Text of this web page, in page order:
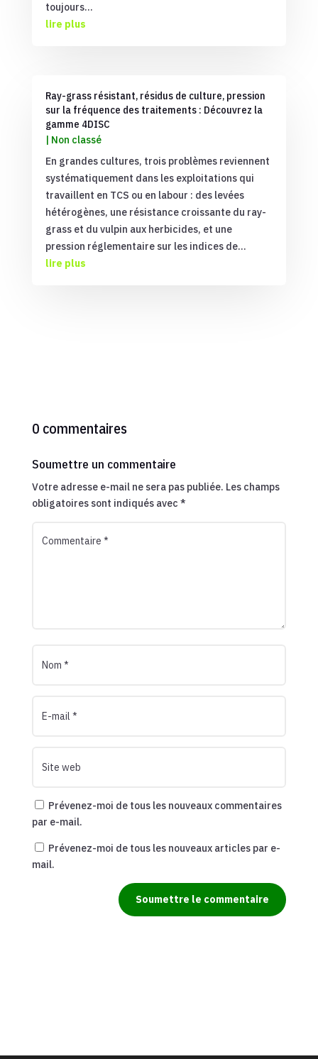
toujours...
lire plus
Ray-grass résistant, résidus de culture, pression
sur la fréquence des traitements : Découvrez la
gamme 4DISC
Non classé
En grandes cultures, trois problèmes reviennent
systématiquement dans les exploitations qui
travaillent en TCS ou en labour : des levées
hétérogènes, une résistance croissante du ray-
grass et du vulpin aux herbicides, et une
pression réglementaire sur les indices de...
lire plus
0 commentaires
Soumettre un commentaire
Votre adresse e-mail ne sera pas publiée. Les champs
obligatoires sont indiqués avec *
Prévenez-moi de tous les nouveaux commentaires
par e-mail.
Prévenez-moi de tous les nouveaux articles par e-
mail.
Soumettre le commentaire